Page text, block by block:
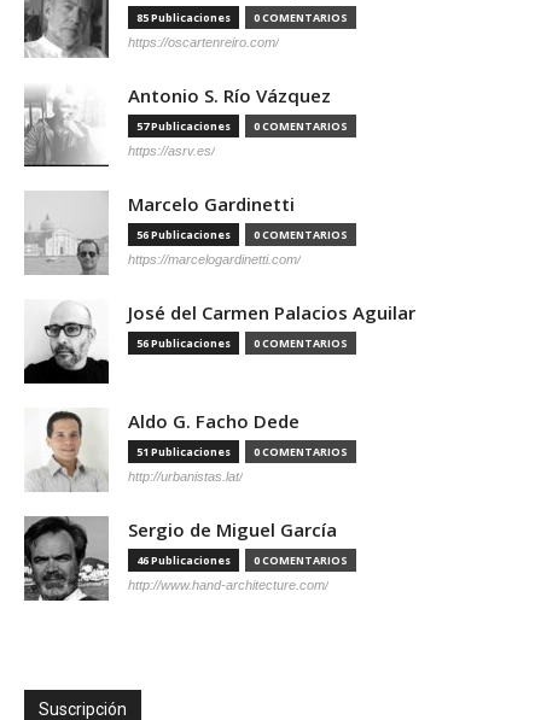
85 Publicaciones 0 COMENTARIOS
https://oscartenreiro.com/
Antonio S. Río Vázquez
57 Publicaciones 0 COMENTARIOS
https://asrv.es/
Marcelo Gardinetti
56 Publicaciones 0 COMENTARIOS
https://marcelogardinetti.com/
José del Carmen Palacios Aguilar
56 Publicaciones 0 COMENTARIOS
Aldo G. Facho Dede
51 Publicaciones 0 COMENTARIOS
http://urbanistas.lat/
Sergio de Miguel García
46 Publicaciones 0 COMENTARIOS
http://www.hand-architecture.com/
Suscripción